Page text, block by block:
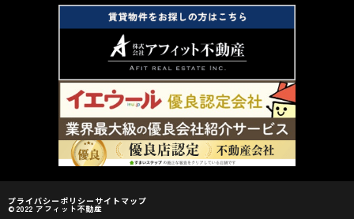
プライバシーポリシー サイトマップ
©2022 アフィット不動産